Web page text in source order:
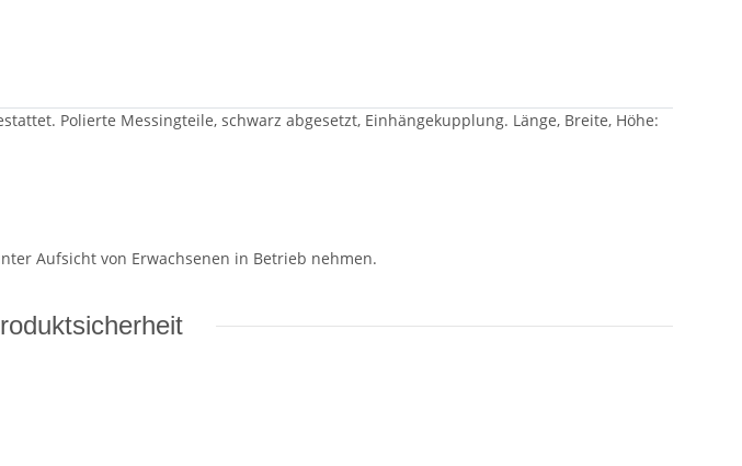
Polierte Messingteile, schwarz abgesetzt, Einhängekupplung. Länge, Breite, Höhe:
Aufsicht von Erwachsenen in Betrieb nehmen.